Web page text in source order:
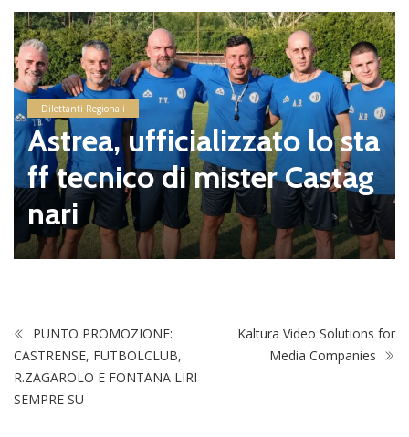
lo sta
mister Castag
Dilettanti Regionali
Real
e l’arrivo
lpo
o
PUNTO PROMOZIONE:
CASTRENSE, FUTBOLCLUB,
R.ZAGAROLO E FONTANA LIRI
SEMPRE SU
Kaltura Video Solutions for
Media Companies